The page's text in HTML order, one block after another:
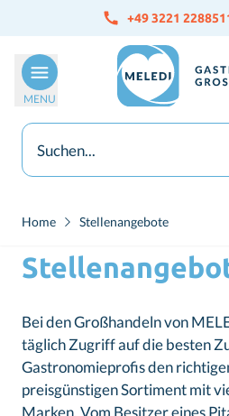
+49 3221
MENU
Home Stellenangebote
Bei den Großhandeln von
täglich Zugriff auf die besten
Gastronomieprofis den
preisgünstigen Sortiment mit
Marken. Vom Besitzer eines